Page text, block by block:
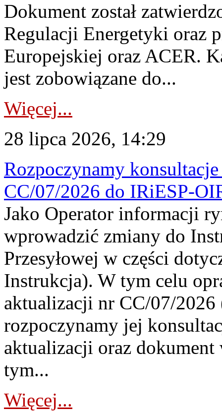
Dokument został
Regulacji Energetyki oraz
Europejskiej oraz ACER.
jest zobowiązane do...
Więcej...
28 lipca 2026, 14:29
Rozpoczynamy
CC/07/2026 do IRiESP-
Jako Operator informacji
wprowadzić zmiany do
Przesyłowej w części
Instrukcja). W tym celu
aktualizacji nr CC/07/
rozpoczynamy jej
aktualizacji oraz
tym...
Więcej...